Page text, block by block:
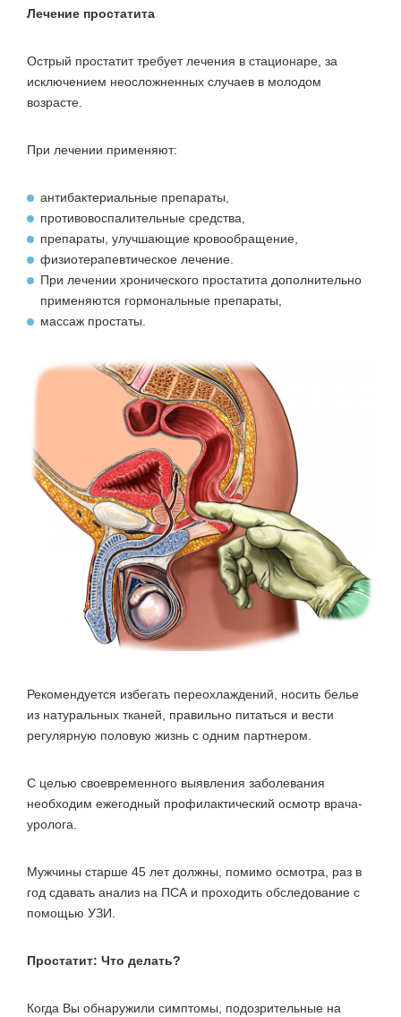
Лечение простатита
Острый простатит требует лечения в стационаре, за
исключением неосложненных случаев в молодом
возрасте.
При лечении применяют:
антибактериальные препараты,
противовоспалительные средства,
препараты, улучшающие кровообращение,
физиотерапевтическое лечение.
При лечении хронического простатита дополнительно
применяются гормональные препараты,
массаж простаты.
Рекомендуется избегать переохлаждений, носить белье
из натуральных тканей, правильно питаться и вести
регулярную половую жизнь с одним партнером.
С целью своевременного выявления заболевания
необходим ежегодный профилактический осмотр врача-
уролога.
Мужчины старше 45 лет должны, помимо осмотра, раз в
год сдавать анализ на ПСА и проходить обследование с
помощью УЗИ.
Простатит: Что делать?
Когда Вы обнаружили симптомы, подозрительные на